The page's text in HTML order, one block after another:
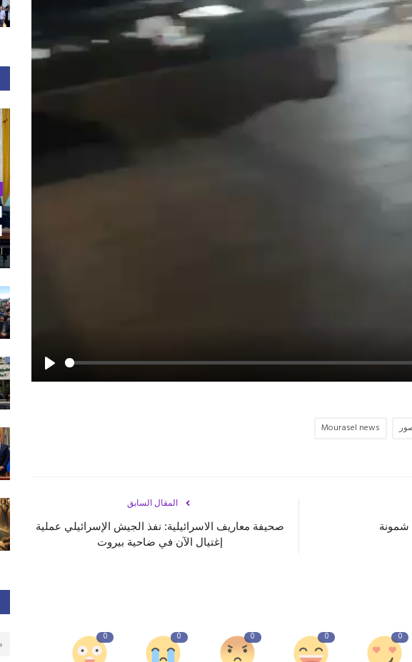
Mourasel news
المقال السابق
صحيفة معاريف الاسرائيلية: نفذ الجيش الإسرائيلي عملية
إغتيال الآن في ضاحية بيروت
شمونة
0
0
0
0
0